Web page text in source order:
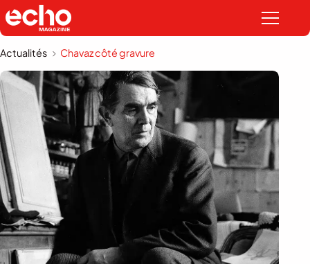
Actualités Chavaz côté gravure